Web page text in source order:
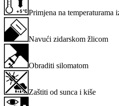
Primjena na temperaturama
Navući zidarskom žlicom
Obraditi silomatom
Zaštiti od sunca i kiše